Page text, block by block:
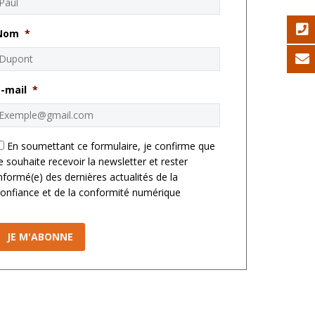
*
mail *
* En soumettant ce formulaire, je confirme que
souhaite recevoir la newsletter et rester
des dernières actualités de la
et de la conformité numérique